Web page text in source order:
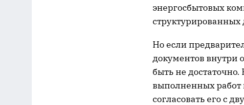
энергосбытовых
Но если
документов внутри
быть не
выполненных работ
согласовать его с